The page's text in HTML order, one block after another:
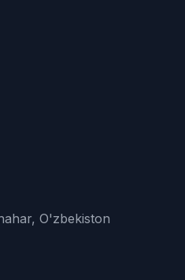
O'zbekiston